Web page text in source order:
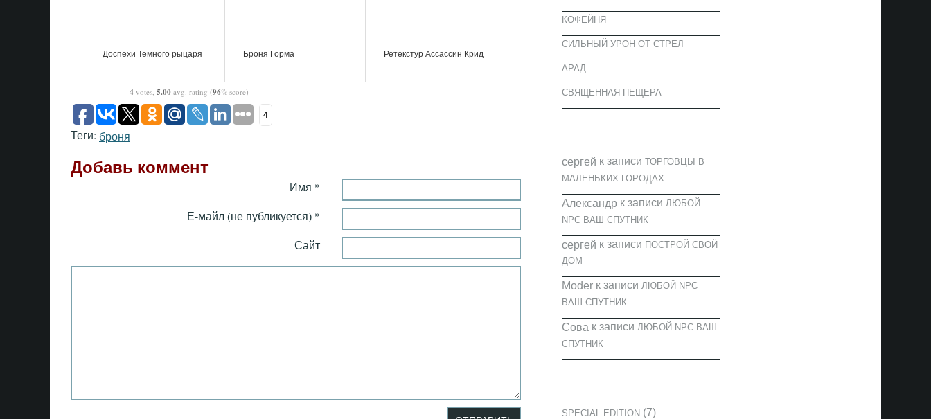
Доспехи Темного рыцаря Броня Горма Ретекстур Ассассин Крид
4 votes, 5.00 avg. rating (96% score)
4
Теги: броня
Добавь коммент
Имя *
Е-майл (не публикуется) *
Сайт
КОФЕЙНЯ
CИЛЬНЫЙ УРОН ОТ СТРЕЛ
АРАД
СВЯЩЕННАЯ ПЕЩЕРА
cергей к записи ТОРГОВЦЫ В
МАЛЕНЬКИХ ГОРОДАХ
Александрк записи ЛЮБОЙ
NPC ВАШ СПУТНИК
cергей к записи ПОСТРОЙ СВОЙ
ДОМ
Moderк записи ЛЮБОЙ NPC
ВАШ СПУТНИК
Сова к записи ЛЮБОЙ NPC ВАШ
СПУТНИК
SPECIAL EDITION(7)